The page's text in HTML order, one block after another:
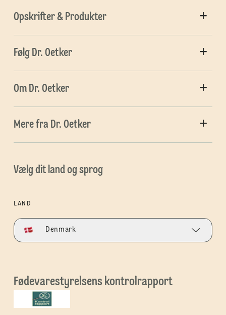
Opskrifter & Produkter
Følg Dr. Oetker
Om Dr. Oetker
Mere fra Dr. Oetker
Vælg dit land og sprog
LAND
Denmark
Fødevarestyrelsens kontrolrapport